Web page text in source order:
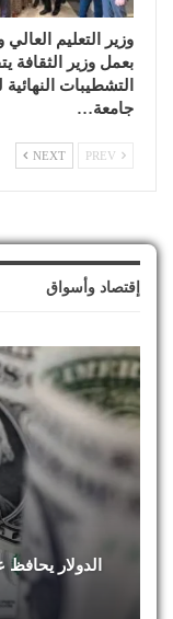
وزير التعليم العالي
بعمل وزير الثقافة
التشطيبات النهائية
جامعة…
NEXT
إقتصاد وأسواق
الدولار